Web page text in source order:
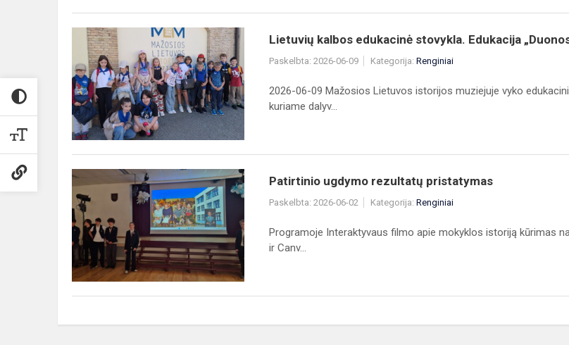
Lietuvių
kalbos
edukacinė
stovykla.
Edukacija
„Duonos
kelia...
Lietuvių kalbos edukacinė stovykla. Edukacija
Paskelbta: 2026-06-09 Kategorija: Renginiai
2026-06-09 Mažosios Lietuvos istorijos muziejuje vyko
kuriame dalyv...
Patirtinio
ugdymo
rezultatų
pristatymas
Patirtinio ugdymo rezultatų pristatymas
Paskelbta: 2026-06-02 Kategorija: Renginiai
Programoje Interaktyvaus filmo apie mokyklos istoriją kūrimas
ir Canv...